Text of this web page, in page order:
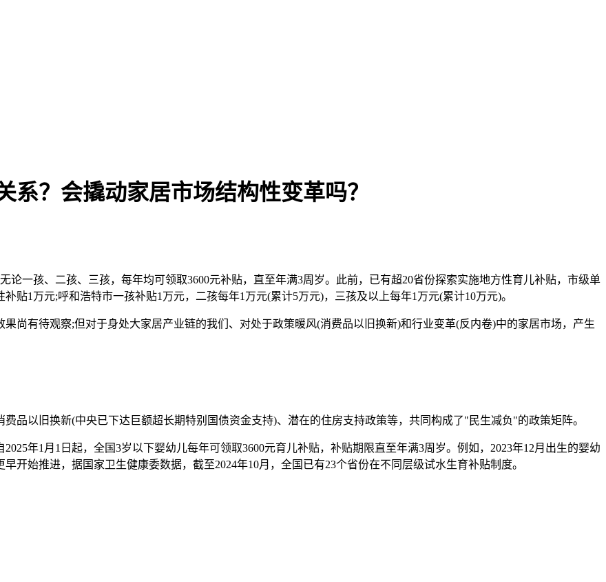
？会撬动家居市场结构性变革吗？
论一孩、二孩、三孩，每年均可领取3600元补贴，直至年满3周岁。此前，已有超20省份探索实施地方性育儿补贴，市级单
贴1万元;呼和浩特市一孩补贴1万元，二孩每年1万元(累计5万元)，三孩及以上每年1万元(累计10万元)。
尚有待观察;但对于身处大家居产业链的我们、对处于政策暖风(消费品以旧换新)和行业变革(反内卷)中的家居市场，产生
品以旧换新(中央已下达巨额超长期特别国债资金支持)、潜在的住房支持政策等，共同构成了"民生减负"的政策矩阵。
年1月1日起，全国3岁以下婴幼儿每年可领取3600元育儿补贴，补贴期限直至年满3周岁。例如，2023年12月出生的婴幼
开始推进，据国家卫生健康委数据，截至2024年10月，全国已有23个省份在不同层级试水生育补贴制度。